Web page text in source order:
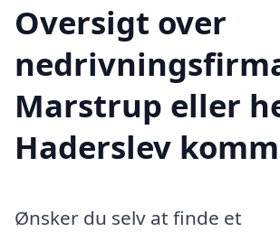
Oversigt over
Marstrup eller
Haderslev
Ønsker du selv at finde et